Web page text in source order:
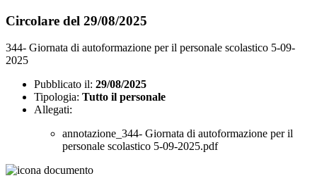
Circolare del 29/08/2025
344- Giornata di autoformazione per il personale scolastico 5-09-
2025
Pubblicato il: 29/08/2025
Tipologia: Tutto il personale
Allegati:
annotazione_344- Giornata di autoformazione per il
personale scolastico 5-09-2025.pdf